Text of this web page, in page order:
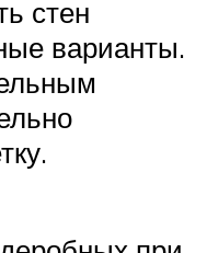
стен
варианты.